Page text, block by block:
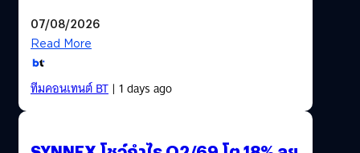
07/08/2026
Read More
ทีมคอนเทนต์ BT| 1 days ago